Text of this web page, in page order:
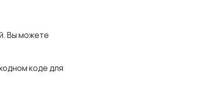
Вы можете
коде для